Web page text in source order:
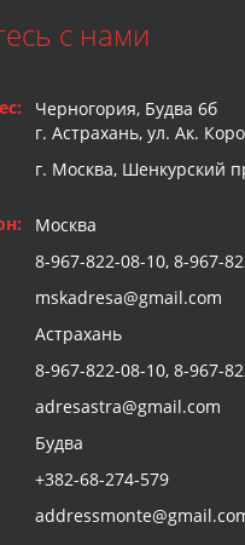
с нами
Черногория, Будва 6б
г. Астрахань, ул. Ак.
г. Москва, Шенкурский
Москва
8-967-822-08-10, 8-967-
mskadresa@gmail.com
Астрахань
8-967-822-08-10, 8-967-
adresastra@gmail.com
Будва
+382-68-274-579